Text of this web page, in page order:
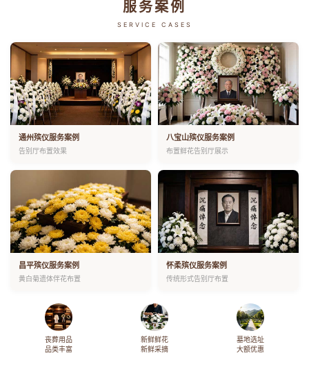
服务案例
SERVICE CASES
通州殡仪服务案例
告别厅布置效果
八宝山殡仪服务案例
布置鲜花告别厅展示
昌平殡仪服务案例
黄白菊遗体伴花布置
怀柔殡仪服务案例
传统形式告别厅布置
丧葬用品
品类丰富
新鲜鲜花
新鲜采摘
墓地选址
大额优惠